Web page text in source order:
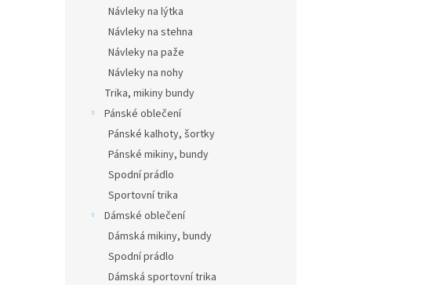
Návleky na lýtka
Návleky na stehna
Návleky na paže
Návleky na nohy
Trika, mikiny bundy
Pánské oblečení
Pánské kalhoty, šortky
Pánské mikiny, bundy
Spodní prádlo
Sportovní trika
Dámské oblečení
Dámská mikiny, bundy
Spodní prádlo
Dámská sportovní trika